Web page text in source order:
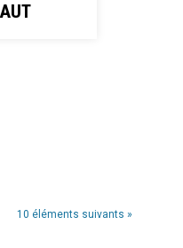
10 éléments suivants »